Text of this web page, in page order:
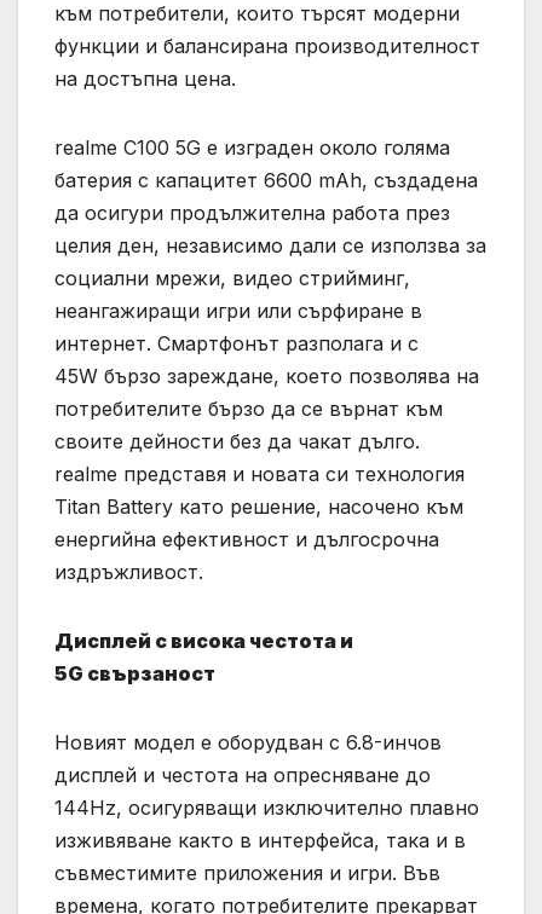
към потребители, които търсят модерни
функции и балансирана производителност
на достъпна цена.
realme C100 5G е изграден около голяма
батерия с капацитет 6600 mAh, създадена
да осигури продължителна работа през
целия ден, независимо дали се използва за
социални мрежи, видео стрийминг,
неангажиращи игри или сърфиране в
интернет. Смартфонът разполага и с
45W бързо зареждане, което позволява на
потребителите бързо да се върнат към
своите дейности без да чакат дълго.
realme представя и новата си технология
Titan Battery като решение, насочено към
енергийна ефективност и дългосрочна
издръжливост.
Дисплей с висока честота и
5G свързаност
Новият модел е оборудван с 6.8-инчов
дисплей и честота на опресняване до
144Hz, осигуряващи изключително плавно
изживяване както в интерфейса, така и в
съвместимите приложения и игри. Във
времена, когато потребителите прекарват